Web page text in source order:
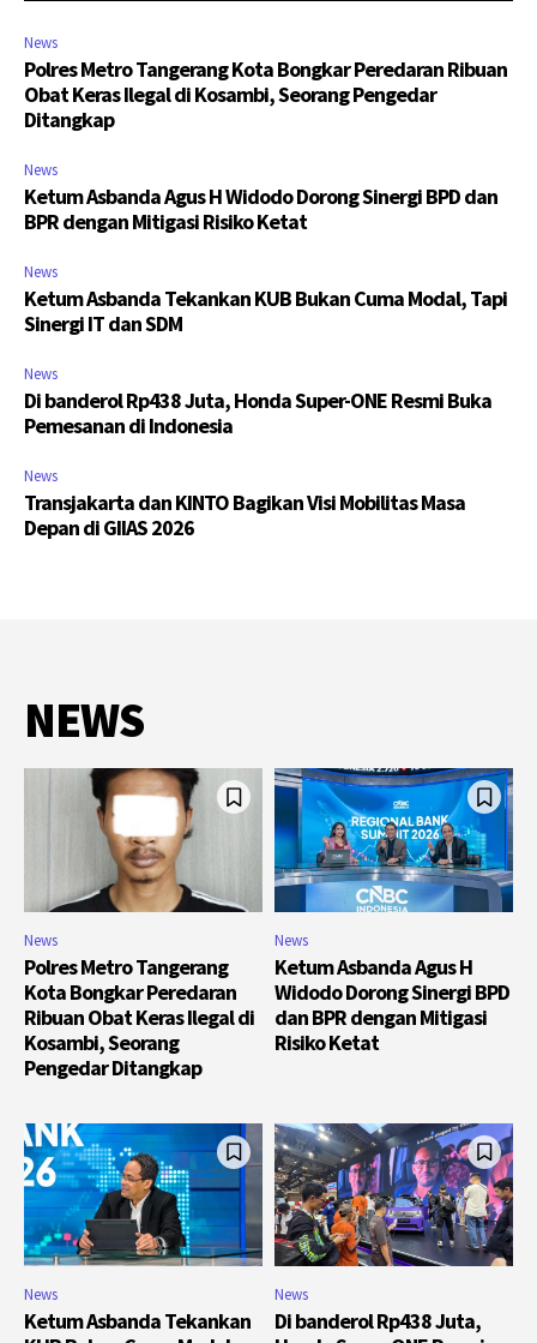
News
Polres Metro Tangerang Kota Bongkar Peredaran Ribuan
Obat Keras Ilegal di Kosambi, Seorang Pengedar
Ditangkap
News
Ketum Asbanda Agus H Widodo Dorong Sinergi BPD dan
BPR dengan Mitigasi Risiko Ketat
News
Ketum Asbanda Tekankan KUB Bukan Cuma Modal, Tapi
Sinergi IT dan SDM
News
Di banderol Rp438 Juta, Honda Super-ONE Resmi Buka
Pemesanan di Indonesia
News
Transjakarta dan KINTO Bagikan Visi Mobilitas Masa
Depan di GIIAS 2026
NEWS
News
Polres Metro Tangerang
Kota Bongkar Peredaran
Ribuan Obat Keras Ilegal di
Kosambi, Seorang
Pengedar Ditangkap
News
Ketum Asbanda Agus H
Widodo Dorong Sinergi BPD
dan BPR dengan Mitigasi
Risiko Ketat
News
Ketum Asbanda Tekankan
News
Di banderol Rp438 Juta,